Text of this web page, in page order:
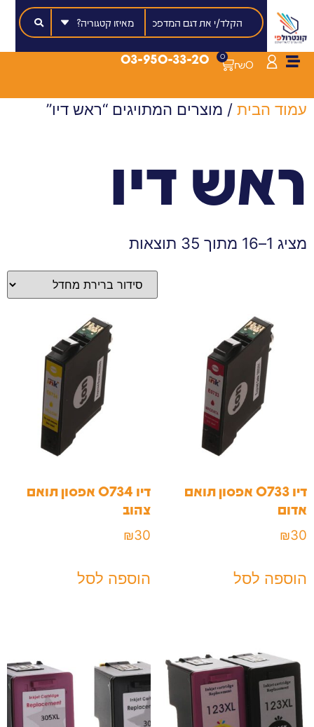
₪0
0
03-950-33-20
עמוד הבית / מוצרים המתויגים “ראש דיו”
ראש דיו
מציג 1–16 מתוך 35 תוצאות
דיו 0733 אפסון תואם
אדום
₪30
הוספה לסל
דיו 0734 אפסון תואם
צהוב
₪30
הוספה לסל